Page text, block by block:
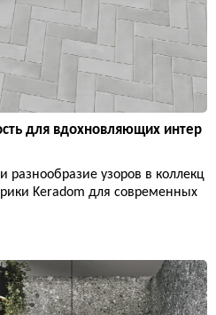
для вдохновляющих интер
разнообразие узоров в коллекц
Keradom для современных